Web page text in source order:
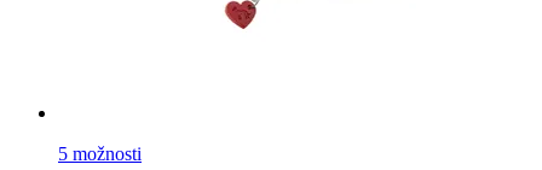
5 možnosti